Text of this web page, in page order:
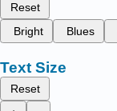
Reset
Bright
Blues
Text Size
Reset